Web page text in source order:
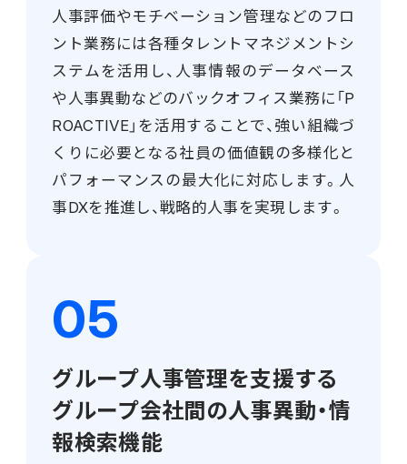
人事評価やモチベーション管理などのフロ
ント業務には各種タレントマネジメントシ
ステムを活用し、人事情報のデータベース
や人事異動などのバックオフィス業務に「P
ROACTIVE」を活用することで、強い組織づ
くりに必要となる社員の価値観の多様化と
パフォーマンスの最大化に対応します。人
事DXを推進し、戦略的人事を実現します。
グループ人事管理を支援する
グループ会社間の人事異動・情
報検索機能